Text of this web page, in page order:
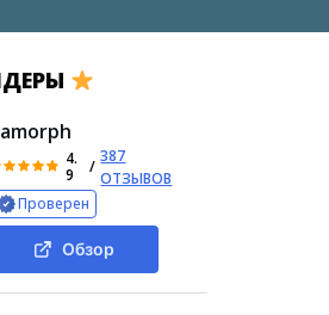
4.
9
/
387
ОТЗЫВОВ
Проверен
Обзор